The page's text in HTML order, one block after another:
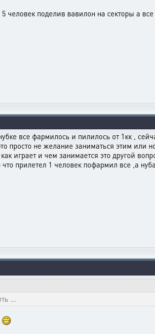
человек поделив вавилон на секторы а
все фармилось и пилилось от 1кк ,
просто не желание заниматься этим
играет и чем занимается это другой
прилетел 1 человек пофармил все ,а
...